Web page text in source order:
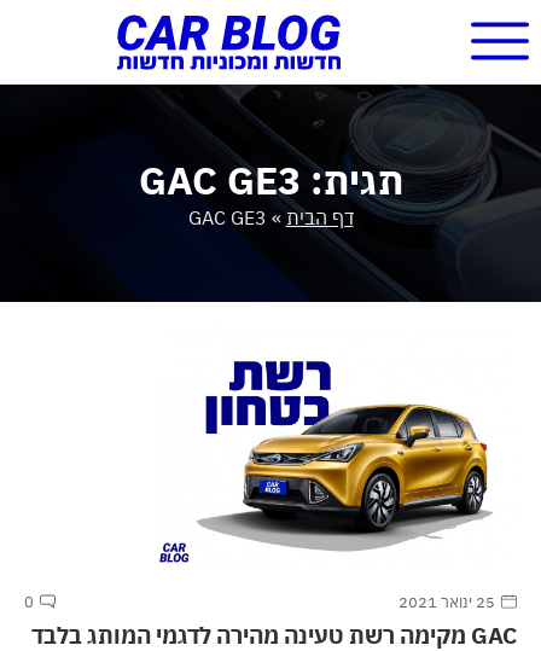
תגית: GAC GE3
דף הבית »
GAC GE3
25 ינואר 2021 0
GAC מקימה רשת טעינה מהירה לדגמי המותג בלבד